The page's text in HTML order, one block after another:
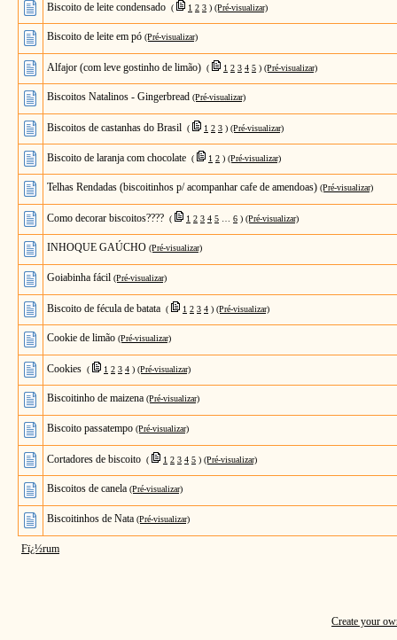
Biscoito de leite condensado ( 1 2 3 ) (Pré-visualizar)
Biscoito de leite em pó (Pré-visualizar)
Alfajor (com leve gostinho de limão) ( 1 2 3 4 5 ) (Pré-visualizar)
Biscoitos Natalinos - Gingerbread (Pré-visualizar)
Biscoitos de castanhas do Brasil ( 1 2 3 ) (Pré-visualizar)
Biscoito de laranja com chocolate ( 1 2 ) (Pré-visualizar)
Telhas Rendadas (biscoitinhos p/ acompanhar cafe de amendoas) (Pré-visualizar)
Como decorar biscoitos???? ( 1 2 3 4 5 6 ) (Pré-visualizar)
INHOQUE GAÚCHO (Pré-visualizar)
Goiabinha fácil (Pré-visualizar)
Biscoito de fécula de batata ( 1 2 3 4 ) (Pré-visualizar)
Cookie de limão (Pré-visualizar)
Cookies ( 1 2 3 4 ) (Pré-visualizar)
Biscoitinho de maizena (Pré-visualizar)
Biscoito passatempo (Pré-visualizar)
Cortadores de biscoito ( 1 2 3 4 5 ) (Pré-visualizar)
Biscoitos de canela (Pré-visualizar)
Biscoitinhos de Nata (Pré-visualizar)
Fï¿½rum
Create your